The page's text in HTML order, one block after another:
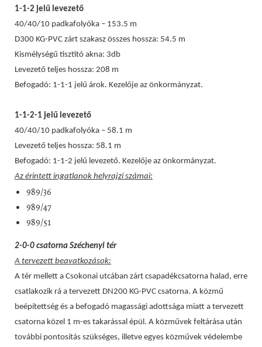
1-1-2 jelű levezető
40/40/10 padkafolyóka – 153.5 m
D300 KG-PVC zárt szakasz összes hossza: 54.5 m
Kismélységű tisztító akna: 3db
Levezető teljes hossza: 208 m
Befogadó: 1-1-1 jelű árok. Kezelője az önkormányzat.
1-1-2-1 jelű levezető
40/40/10 padkafolyóka – 58.1 m
Levezető teljes hossza: 58.1 m
Befogadó: 1-1-2 jelű levezető. Kezelője az önkormányzat.
Az érintett ingatlanok helyrajzi számai:
989/36
989/47
989/51
2-0-0 csatorna Széchenyi tér
A tervezett beavatkozások:
A tér mellett a Csokonai utcában zárt csapadékcsatorna halad, erre
csatlakozik rá a tervezett DN200 KG-PVC csatorna. A közmű
beépítettség és a befogadó magassági adottsága miatt a tervezett
csatorna közel 1 m-es takarással épül. A közművek feltárása után
további pontosítás szükséges, illetve egyes közművek védelembe